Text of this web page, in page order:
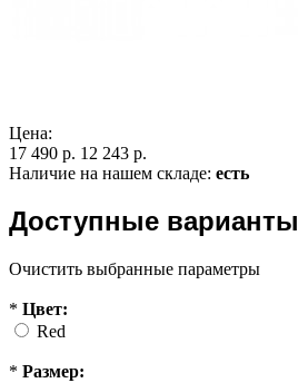
Цена:
17 490 р. 12 243 р.
Наличие на нашем складе: есть
Доступные варианты
Очистить выбранные параметры
* Цвет:
Red
* Размер: